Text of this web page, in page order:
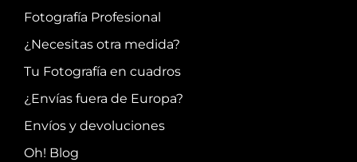
Fotografía Profesional
¿Necesitas otra medida?
Tu Fotografía en cuadros
¿Envías fuera de Europa?
Envíos y devoluciones
Oh! Blog